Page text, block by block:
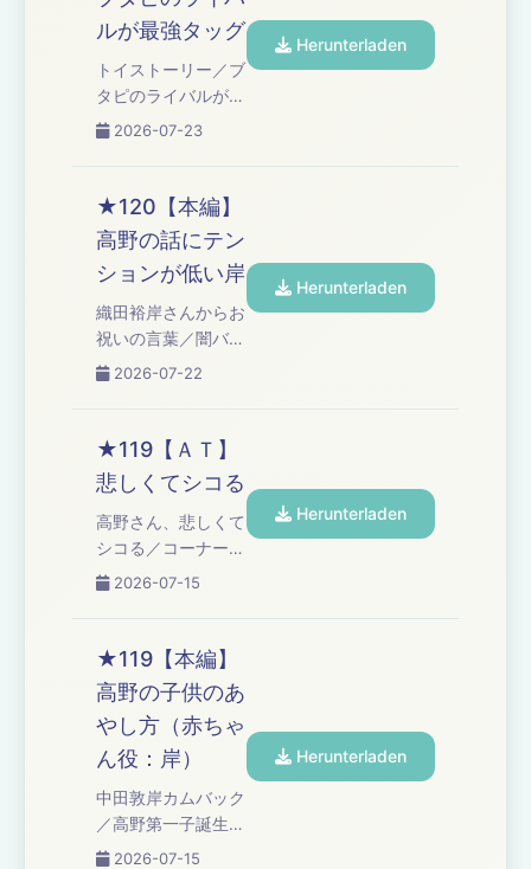
「高野ブルドッグの
ブチギレ漫談！」／
高野アディショナル
タイム Learn more
choices. Visit
ルが最強タッグ
トイストーリー／ブ
タピのライバルが最
強タッグ／コーナー
more about your
ad choices. Visit
podcastchoices.com/adchoices
2026-07-23
Herunterladen
★120【本編】
高野の話にテン
ションが低い岸
織田裕岸さんからお
祝いの言葉／闇バイ
ト禁止の広報動画／
った話／早坂営業
で、ウド鈴木さんと
関根勤さん／高野の
子供の名前予想／も
し自分の子供が芸人
になりたいと言った
ら・・・／コーナー
ったって芸人魂！」
「プレイバック・ブ
タピエロ」／高野ア
ディショナルタイム
Learn more about
your ad choices.
podcastchoices.c...
2026-07-22
Herunterladen
★119【ＡＴ】
悲しくてシコる
高野さん、悲しくて
シコる／コーナー
「オズワルド伊藤の
more about your
ad choices. Visit
podcastchoices.com/adchoices
2026-07-15
Herunterladen
★119【本編】
高野の子供のあ
やし方（赤ちゃ
ん役：岸）
中田敦岸カムバック
／高野第一子誕生の
反響／子供のあやし
2026-07-15
Herunterladen